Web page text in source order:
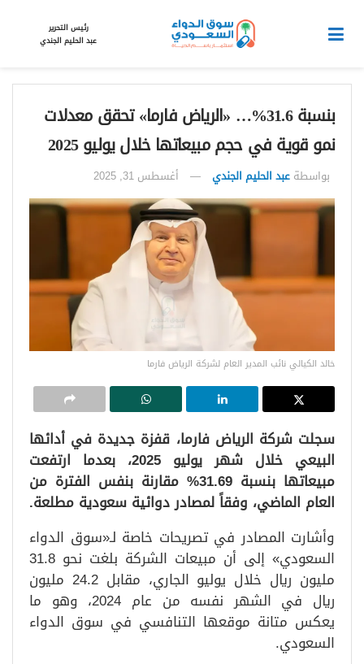
رئيس التحرير
عبد الحليم الجندي
بنسبة 31.6%… «الرياض فارما» تحقق معدلات
نمو قوية في حجم مبيعاتها خلال يوليو 2025
بواسطة عبد الحليم الجندي أغسطس 31, 2025
خالد الكيالي نائب المدير العام لشركة الرياض فارما
سجلت شركة الرياض فارما، قفزة جديدة في أدائها
البيعي خلال شهر يوليو 2025، بعدما ارتفعت
مبيعاتها بنسبة 31.69% مقارنة بنفس الفترة من
العام الماضي، وفقاً لمصادر دوائية سعودية مطلعة.
وأشارت المصادر في تصريحات خاصة لـ«سوق الدواء
السعودي» إلى أن مبيعات الشركة بلغت نحو 31.8
مليون ريال خلال يوليو الجاري، مقابل 24.2 مليون
ريال في الشهر نفسه من عام 2024، وهو ما
يعكس متانة موقعها التنافسي في سوق الدواء
السعودي.